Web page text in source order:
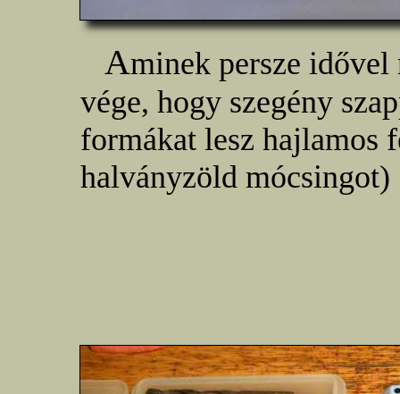
Aminek persze idővel
vége, hogy szegény
formákat lesz hajlamos
halványzöld mócsingot)